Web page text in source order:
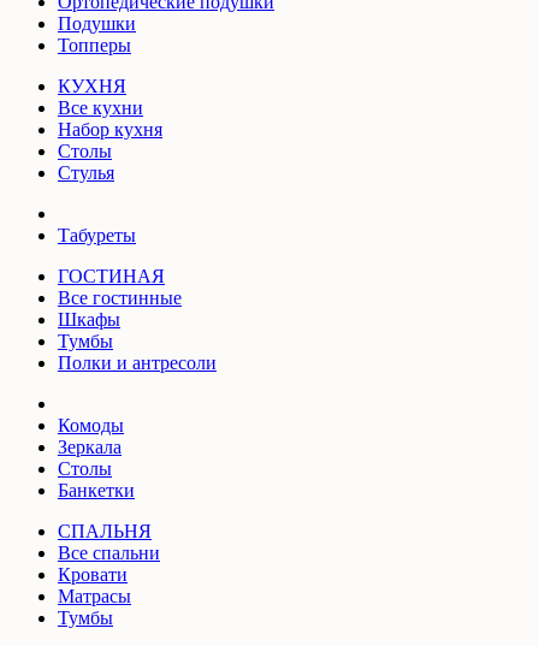
Подушки
Топперы
КУХНЯ
Все кухни
Набор кухня
Столы
Стулья
Табуреты
ГОСТИНАЯ
Все гостинные
Шкафы
Тумбы
Полки и антресоли
Комоды
Зеркала
Столы
Банкетки
СПАЛЬНЯ
Все спальни
Кровати
Матрасы
Тумбы